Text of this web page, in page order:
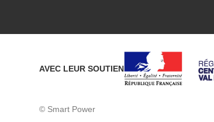
AVEC LEUR SOUTIEN
© Smart Power